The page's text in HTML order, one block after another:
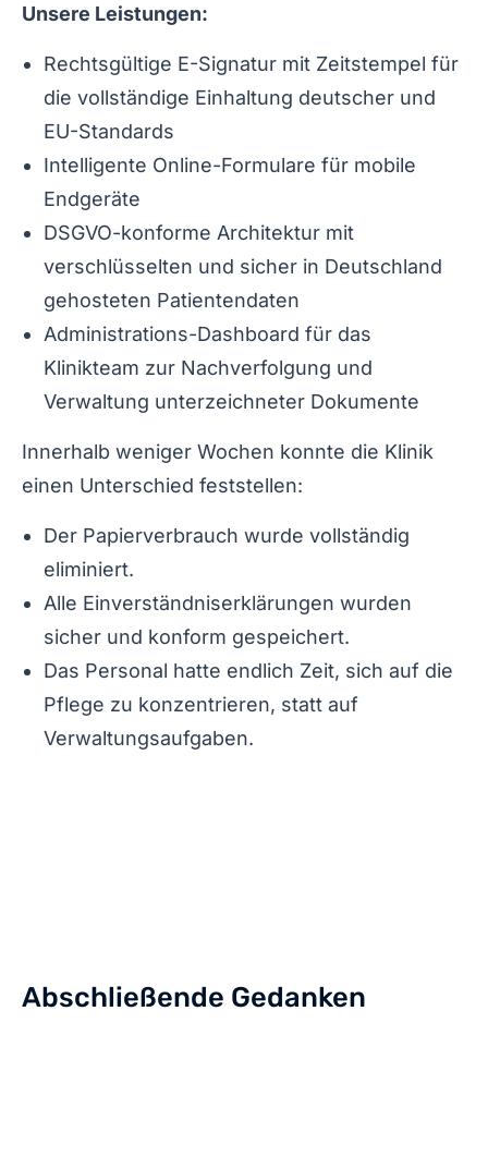
Unsere Leistungen:
Rechtsgültige E-Signatur mit Zeitstempel für
die vollständige Einhaltung deutscher und
EU-Standards
Intelligente Online-Formulare für mobile
Endgeräte
DSGVO-konforme Architektur mit
verschlüsselten und sicher in Deutschland
gehosteten Patientendaten
Administrations-Dashboard für das
Klinikteam zur Nachverfolgung und
Verwaltung unterzeichneter Dokumente
Innerhalb weniger Wochen konnte die Klinik
einen Unterschied feststellen:
Der Papierverbrauch wurde vollständig
eliminiert.
Alle Einverständniserklärungen wurden
sicher und konform gespeichert.
Das Personal hatte endlich Zeit, sich auf die
Pflege zu konzentrieren, statt auf
Verwaltungsaufgaben.
Abschließende Gedanken